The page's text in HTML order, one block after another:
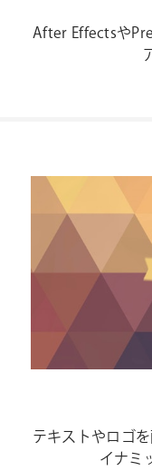
After Effectsや
テキストやロゴ
イナミ